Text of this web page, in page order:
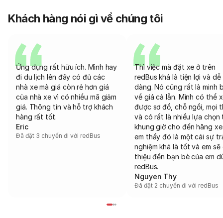
Khách hàng nói gì về chúng tôi
Ứng dụng rất hữu ích. Mình hay
đi du lịch lên đây có đủ các
nhà xe mà giá còn rẻ hơn giá
của nhà xe vì có nhiều mã giảm
giá. Thông tin và hỗ trợ khách
hàng rất tốt.
Eric
Đã đặt 3 chuyến đi với redBus
Thì việc mà đặt xe ở trên
redBus khá là tiện lợi và dễ
dàng. Nó cũng rất là minh
về giá cả lẫn. Mình có thể
được sơ đồ, chỗ ngồi, mọi
và có rất là nhiều lựa chọn
khung giờ cho đến hãng
em thấy đó là một cái sự
nghiệm khá là tốt và em sẽ
thiệu đến bạn bè của em
redBus.
Nguyen Thy
Đã đặt 2 chuyến đi với redBus